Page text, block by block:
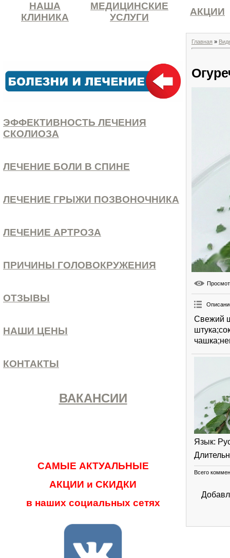
НАША
КЛИНИКА
МЕДИЦИНСКИЕ
УСЛУГИ
АКЦИИ
ЭФФЕКТИВНОСТЬ ЛЕЧЕНИЯ
СКОЛИОЗА
ЛЕЧЕНИЕ БОЛИ В СПИНЕ
ЛЕЧЕНИЕ ГРЫЖИ ПОЗВОНОЧНИКА
ЛЕЧЕНИЕ АРТРОЗА
ПРИЧИНЫ ГОЛОВОКРУЖЕНИЯ
ОТЗЫВЫ
НАШИ ЦЕНЫ
КОНТАКТЫ
ВАКАНСИИ
САМЫЕ АКТУАЛЬНЫЕ
АКЦИИ и СКИДКИ
в наших социальных сетях
Главная »
Свежий
Язык:
Всего